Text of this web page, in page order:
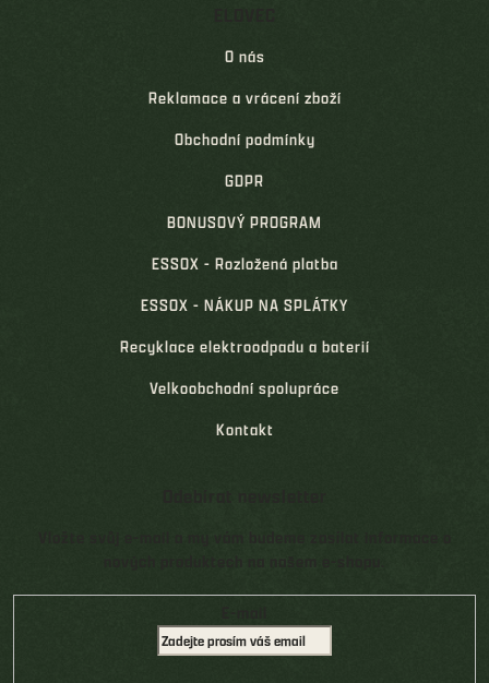
O nás
Reklamace a vrácení zboží
Obchodní podmínky
GDPR
BONUSOVÝ PROGRAM
ESSOX - Rozložená platba
ESSOX - NÁKUP NA SPLÁTKY
Recyklace elektroodpadu a baterií
Velkoobchodní spolupráce
Kontakt